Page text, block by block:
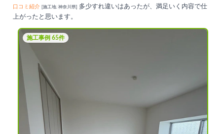
口コミ紹介
[施工地: 神奈川県]
多少すれ違いはあったが、満足いく内容で仕
上がったと思います。
施工事例 65件